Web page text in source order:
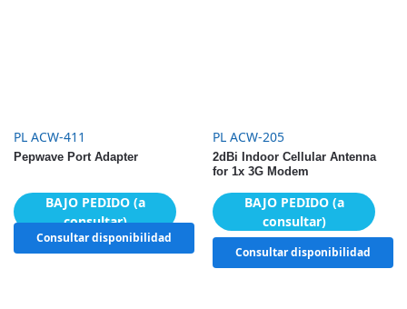
PL ACW-411
Pepwave Port Adapter
Consultar disponibilidad
BAJO PEDIDO (a
consultar)
PL ACW-205
2dBi Indoor Cellular Antenna
for 1x 3G Modem
Consultar disponibilidad
BAJO PEDIDO (a
consultar)